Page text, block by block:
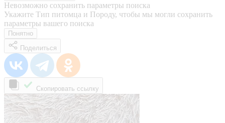
Невозможно сохранить параметры поиска
Укажите Тип питомца и Породу, чтобы мы могли сохранить
параметры вашего поиска
Понятно
Поделиться
Скопировать ссылку